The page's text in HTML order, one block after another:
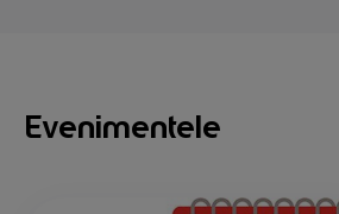
Evenimentele